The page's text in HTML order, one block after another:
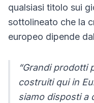
qualsiasi titolo sui
sottolineato che la
europeo dipende
“Grandi prodotti
costruiti qui in
siamo disposti a